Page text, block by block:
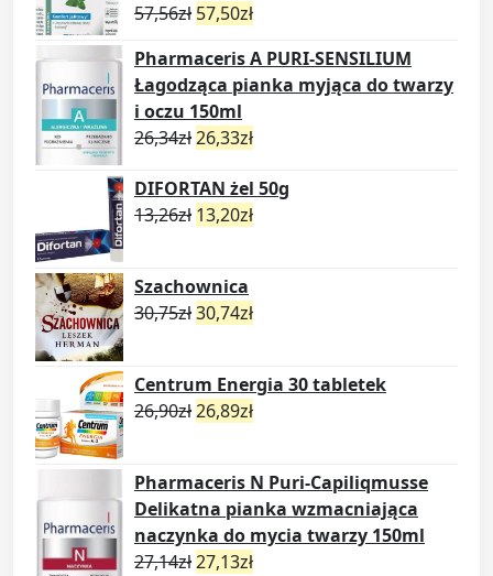
57,56zł 57,50zł
Pharmaceris A PURI-SENSILIUM
Łagodząca pianka myjąca do twarzy
i oczu 150ml
26,34zł26,33zł
DIFORTAN żel 50g
13,26zł 13,20zł
Szachownica
30,75zł30,74zł
Centrum Energia 30 tabletek
26,90zł26,89zł
Pharmaceris N Puri-Capiliqmusse
Delikatna pianka wzmacniająca
naczynka do mycia twarzy 150ml
27,14zł27,13zł